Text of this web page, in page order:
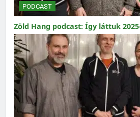
PODCAST
Zöld Hang podcast: Így láttuk